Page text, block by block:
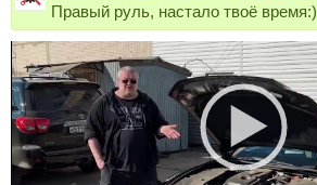
Правый руль, настало твоё время:)